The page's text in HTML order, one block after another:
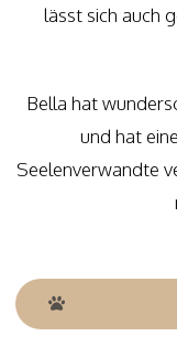
lässt sich auch
Bella hat
und hat
Seelenverwandte